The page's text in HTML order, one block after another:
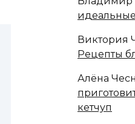
Виктория
Рецепты
Алёна
кетчуп